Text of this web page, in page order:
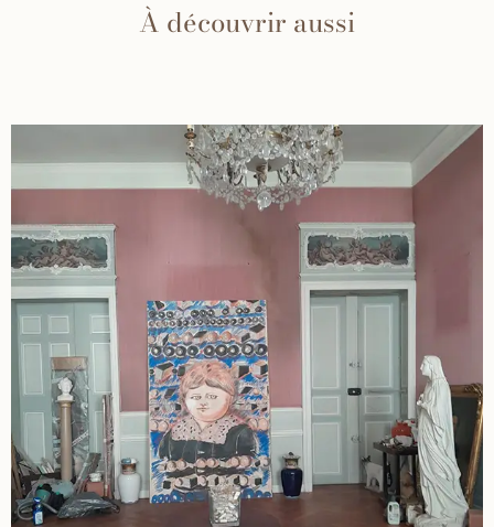
À découvrir aussi